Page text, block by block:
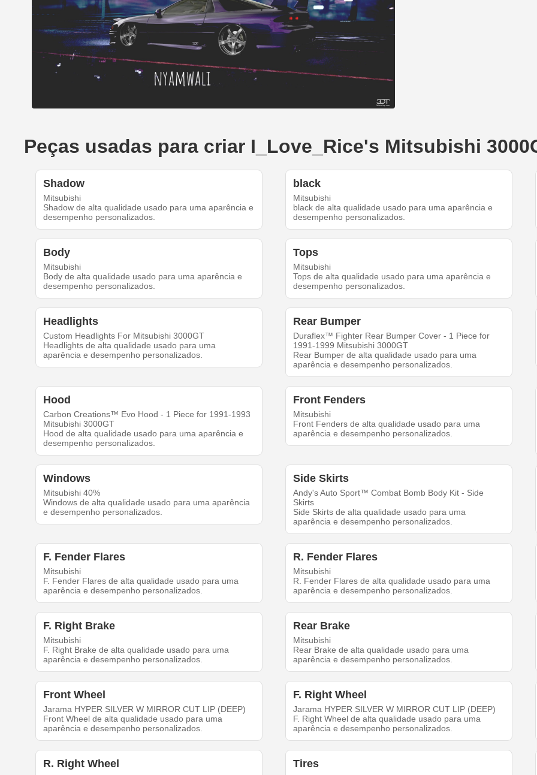
Peças usadas para criar I_Love_Rice's Mitsubishi
Shadow
Mitsubishi
Shadow de alta qualidade usado para uma aparência e
desempenho personalizados.
black
Mitsubishi
black de alta qualidade usado para uma aparência e
desempenho personalizados.
Body
Mitsubishi
Body de alta qualidade usado para uma aparência e
desempenho personalizados.
Tops
Mitsubishi
Tops de alta qualidade usado para uma aparência e
desempenho personalizados.
Headlights
Custom Headlights For Mitsubishi 3000GT
Headlights de alta qualidade usado para uma
aparência e desempenho personalizados.
Rear Bumper
Duraflex™ Fighter Rear Bumper Cover - 1 Piece for
1991-1999 Mitsubishi 3000GT
Rear Bumper de alta qualidade usado para uma
aparência e desempenho personalizados.
Hood
Carbon Creations™ Evo Hood - 1 Piece for 1991-1993
Mitsubishi 3000GT
Hood de alta qualidade usado para uma aparência e
desempenho personalizados.
Front Fenders
Mitsubishi
Front Fenders de alta qualidade usado para uma
aparência e desempenho personalizados.
Windows
Mitsubishi 40%
Windows de alta qualidade usado para uma aparência
e desempenho personalizados.
Side Skirts
Andy's Auto Sport™ Combat Bomb Body Kit - Side
Skirts
Side Skirts de alta qualidade usado para uma
aparência e desempenho personalizados.
F. Fender Flares
Mitsubishi
F. Fender Flares de alta qualidade usado para uma
aparência e desempenho personalizados.
R. Fender Flares
Mitsubishi
R. Fender Flares de alta qualidade usado para uma
aparência e desempenho personalizados.
F. Right Brake
Mitsubishi
F. Right Brake de alta qualidade usado para uma
aparência e desempenho personalizados.
Rear Brake
Mitsubishi
Rear Brake de alta qualidade usado para uma
aparência e desempenho personalizados.
Front Wheel
Jarama HYPER SILVER W MIRROR CUT LIP (DEEP)
Front Wheel de alta qualidade usado para uma
aparência e desempenho personalizados.
F. Right Wheel
Jarama HYPER SILVER W MIRROR CUT LIP (DEEP)
F. Right Wheel de alta qualidade usado para uma
aparência e desempenho personalizados.
R. Right Wheel Tires